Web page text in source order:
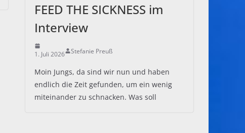
FEED THE SICKNESS im
Interview
1. Juli 2026 Stefanie Preuß
Moin Jungs, da sind wir nun und haben
endlich die Zeit gefunden, um ein wenig
miteinander zu schnacken. Was soll